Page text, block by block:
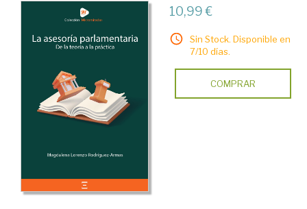
10,99 €
Sin Stock. Disponible en
7/10 días.
COMPRAR